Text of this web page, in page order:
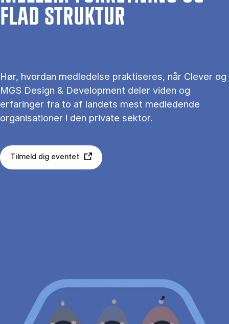
FLAD STRUK­TUR
Hør, hvordan medledelse praktiseres, når Clever og
MGS Design & Development deler viden og
erfaringer fra to af landets mest medledende
organisationer i den private sektor.
Tilmeld dig eventet